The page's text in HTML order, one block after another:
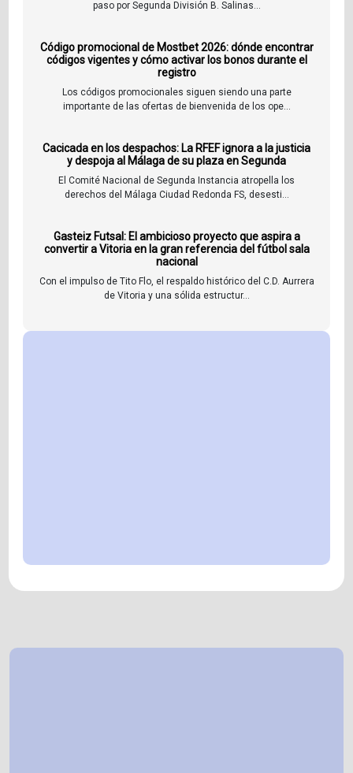
paso por Segunda División B. Salinas...
Código promocional de Mostbet 2026: dónde encontrar
códigos vigentes y cómo activar los bonos durante el
registro
Los códigos promocionales siguen siendo una parte
importante de las ofertas de bienvenida de los ope...
Cacicada en los despachos: La RFEF ignora a la justicia
y despoja al Málaga de su plaza en Segunda
El Comité Nacional de Segunda Instancia atropella los
derechos del Málaga Ciudad Redonda FS, desesti...
Gasteiz Futsal: El ambicioso proyecto que aspira a
convertir a Vitoria en la gran referencia del fútbol sala
nacional
Con el impulso de Tito Flo, el respaldo histórico del C.D. Aurrera
de Vitoria y una sólida estructur...